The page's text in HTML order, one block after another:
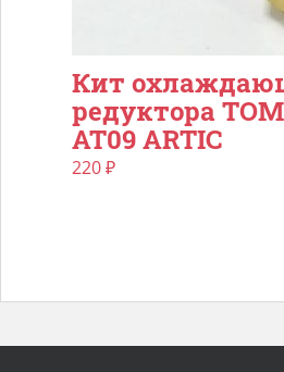
Кит
редуктора
AT09 ARTIC
220₽